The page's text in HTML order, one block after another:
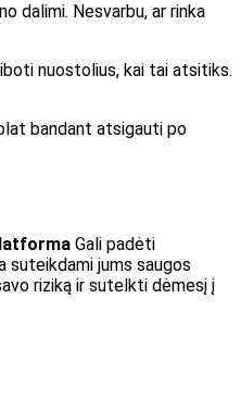
dalimi. Nesvarbu, ar rinka
nuostolius, kai tai atsitiks.
bandant atsigauti po
Gali padėti
suteikdami jums saugos
riziką ir sutelkti dėmesį į